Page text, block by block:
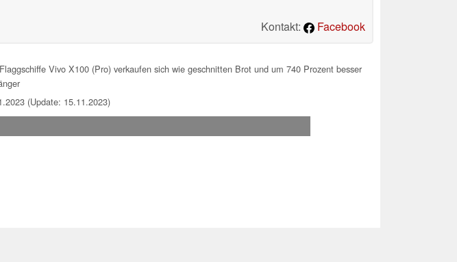
Kontakt:
Facebook
Vivo X100 (Pro) verkaufen sich wie geschnitten Brot und um 740 Prozent besser
(Update: 15.11.2023)